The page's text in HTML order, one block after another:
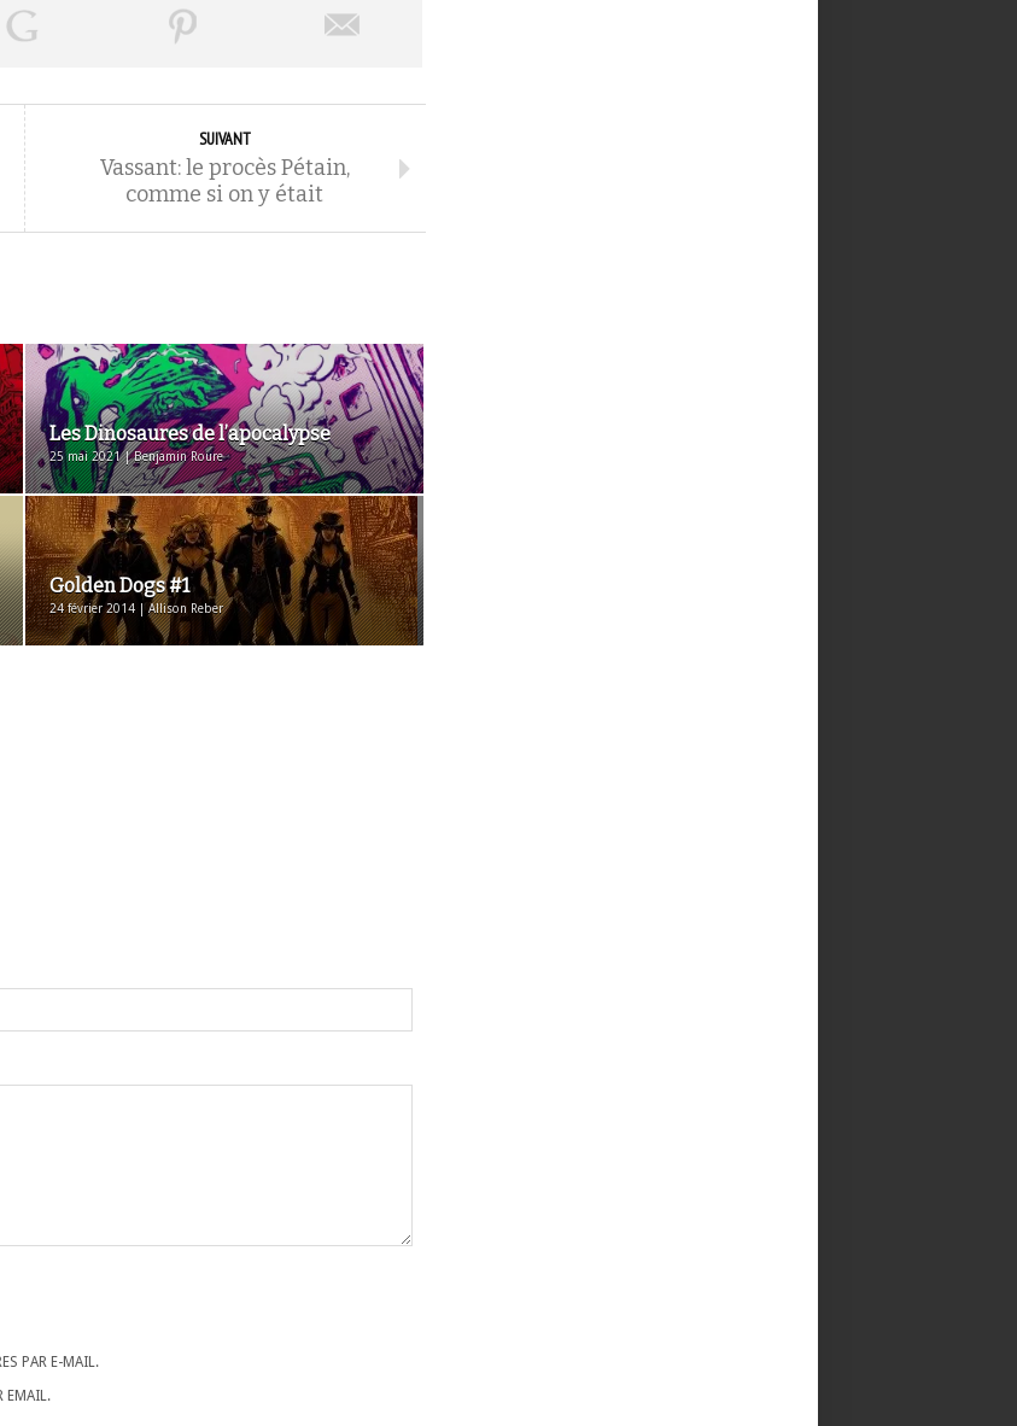
SUIVANT
Vassant: le procès Pétain,
comme si on y était
Les Dinosaures de l’apocalypse
25 mai 2021 | Benjamin Roure
Golden Dogs #1
24 février 2014 | Allison Reber
PAR E-MAIL.
EMAIL.